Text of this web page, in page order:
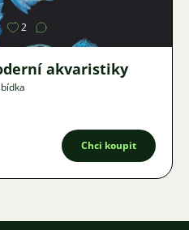
2
akvaristiky
Chci koupit